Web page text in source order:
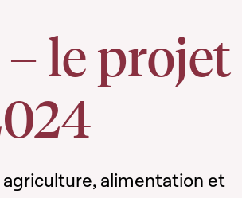
le projet
alimentation et